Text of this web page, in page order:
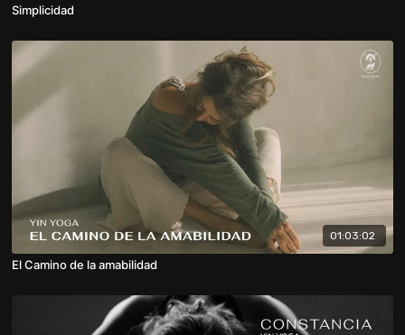
Simplicidad
01:03:02
El Camino de la amabilidad